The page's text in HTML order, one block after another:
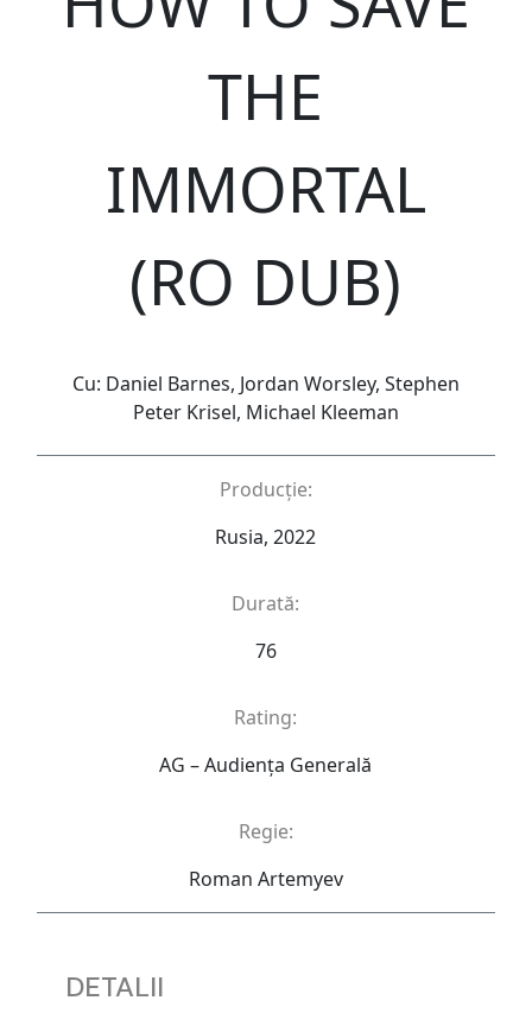
THE
IMMORTAL
(RO DUB)
Cu: Daniel Barnes, Jordan Worsley, Stephen
Peter Krisel, Michael Kleeman
Producție:
Rusia, 2022
Durată:
76
Rating:
AG – Audienţa Generală
Regie:
Roman Artemyev
DETALII